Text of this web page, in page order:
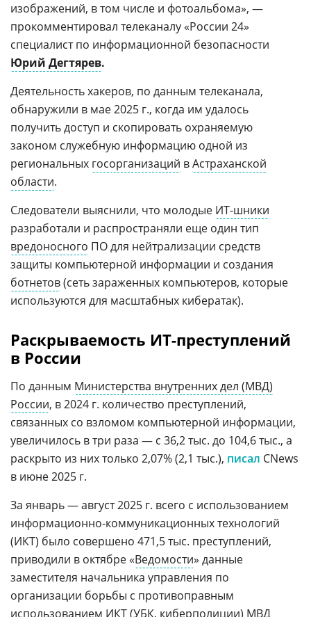
изображений, в том числе и фотоальбома», —
прокомментировал телеканалу «России 24»
специалист по информационной безопасности
Юрий Дегтярев.
Деятельность хакеров, по данным телеканала,
обнаружили в мае 2025 г., когда им удалось
получить доступ и скопировать охраняемую
законом служебную информацию одной из
региональных госорганизаций вАстраханской
области.
Следователи выяснили, что молодые ИТ-шники
разработали и распространяли еще один тип
вредоносного ПО для нейтрализации средств
защиты компьютерной информации и создания
ботнетов(сеть зараженных компьютеров, которые
используются для масштабных кибератак).
Раскрываемость ИТ-преступлений
в России
По данным Министерства внутренних дел (МВД)
России, в 2024 г. количество преступлений,
связанных со взломом компьютерной информации,
увеличилось в три раза — с 36,2 тыс. до 104,6 тыс., а
раскрыто из них только 2,07% (2,1 тыс.), писал CNews
в июне 2025 г.
За январь — август 2025 г. всего с использованием
информационно-коммуникационных технологий
(ИКТ) было совершено 471,5 тыс. преступлений,
приводили в октябре «Ведомости» данные
заместителя начальника управления по
организации борьбы с противоправным
использованием ИКТ (УБК, киберполиции) МВД